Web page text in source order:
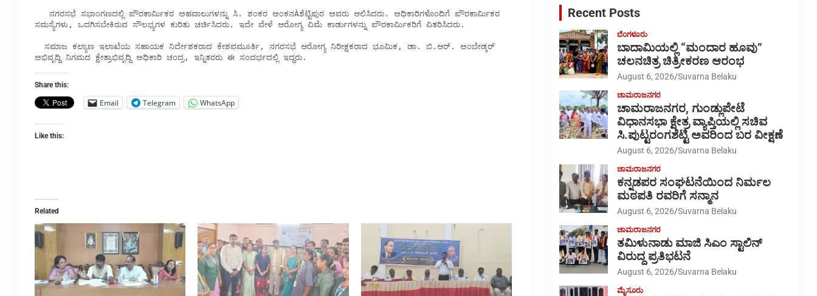
ಸಮಸ್ಯೆಗಳು, ಒದಗಿಸಬೇಕಿರುವ ಸೌಲಭ್ಯಗಳ ಕುರಿತು ಚರ್ಚಿಸಿದರು. ಇದೇ ವೇಳೆ ಆರೋಗ್ಯ ವಿಮೆ ಕಾರ್ಡುಗಳನ್ನು ಪೌರಕಾರ್ಮಿಕರಿಗೆ ವಿತರಿಸಿದರು.
ಅಭಿವೃದ್ದಿ ನಿಗಮದ ಕ್ಷೇತ್ರಾಭಿವೃದ್ದಿ ಅಧಿಕಾರಿ ಚಂದ್ರ, ಇನ್ನಿತರರು ಈ ಸಂದರ್ಭದಲ್ಲಿ ಇದ್ದರು.
Share this:
Email Telegram WhatsApp
Like this:
Related
Recent Posts
ಬೆಂಗಳೂರು
ಬಾದಾಮಿಯಲ್ಲಿ “ಮಂದಾರ ಹೂವು”
ಚಲನಚಿತ್ರ ಚಿತ್ರೀಕರಣ ಆರಂಭ
August 6, 2026 Suvarna Belaku
ಚಾಮರಾಜನಗರ
ಚಾಮರಾಜನಗರ, ಗುಂಡ್ಲುಪೇಟೆ
ವಿಧಾನಸಭಾ ಕ್ಷೇತ್ರ ವ್ಯಾಪ್ತಿಯಲ್ಲಿ ಸಚಿವ
ಸಿ.ಪುಟ್ಟರಂಗಶೆಟ್ಟಿ ಅವರಿಂದ ಬರ ವೀಕ್ಷಣೆ
August 6, 2026 Suvarna Belaku
ಚಾಮರಾಜನಗರ
ಕನ್ನಡಪರ ಸಂಘಟನೆಯಿಂದ ನಿರ್ಮಲ
ಮಠಪತಿ ರವರಿಗೆ ಸನ್ಮಾನ
August 6, 2026 Suvarna Belaku
ಚಾಮರಾಜನಗರ
ತಮಿಳುನಾಡು ಮಾಜಿ ಸಿಎಂ ಸ್ಟಾಲಿನ್
ವಿರುದ್ದ ಪ್ರತಿಭಟನೆ
August 6, 2026 Suvarna Belaku
ಮೈಸೂರು